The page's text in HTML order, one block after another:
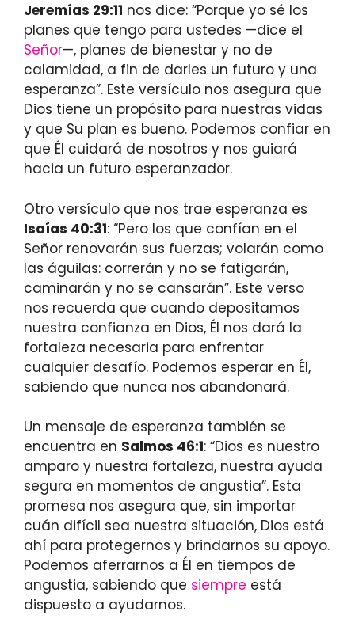
Jeremías 29:11 nos dice: “Porque yo sé los
planes que tengo para ustedes —dice el
Señor—, planes de bienestar y no de
calamidad, a fin de darles un futuro y una
esperanza”. Este versículo nos asegura que
Dios tiene un propósito para nuestras vidas
y que Su plan es bueno. Podemos confiar en
que Él cuidará de nosotros y nos guiará
hacia un futuro esperanzador.
Otro versículo que nos trae esperanza es
Isaías 40:31: “Pero los que confían en el
Señor renovarán sus fuerzas; volarán como
las águilas: correrán y no se fatigarán,
caminarán y no se cansarán”. Este verso
nos recuerda que cuando depositamos
nuestra confianza en Dios, Él nos dará la
fortaleza necesaria para enfrentar
cualquier desafío. Podemos esperar en Él,
sabiendo que nunca nos abandonará.
Un mensaje de esperanza también se
encuentra en Salmos 46:1: “Dios es nuestro
amparo y nuestra fortaleza, nuestra ayuda
segura en momentos de angustia”. Esta
promesa nos asegura que, sin importar
cuán difícil sea nuestra situación, Dios está
ahí para protegernos y brindarnos su apoyo.
Podemos aferrarnos a Él en tiempos de
angustia, sabiendo que siempre está
dispuesto a ayudarnos.